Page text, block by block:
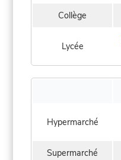
Collège
Lycée
Hypermarché
Supermarché